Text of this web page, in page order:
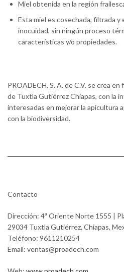
Miel obtenida en la región
Esta miel es cosechada, filtrada
inocuidad, sin ningún proceso
características y/o propiedades.
PROADECH, S. A. de C.V. se crea
de Tuxtla Gutiérrez Chiapas, con la
interesadas en mejorar la apicultura
con la biodiversidad.
Contacto
Dirección: 4ª Oriente Norte 1555 |
29034 Tuxtla Gutiérrez, Chiapas,
Teléfono: 9611210254
Email: ventas@proadech.com